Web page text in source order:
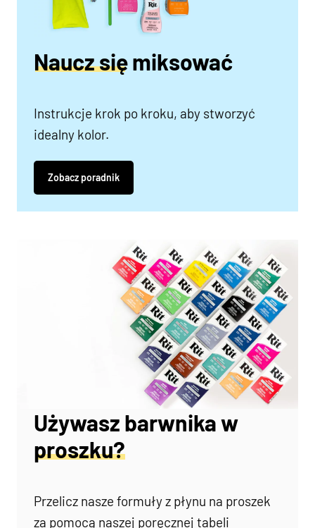
Naucz się miksować
Instrukcje krok po kroku, aby stworzyć
idealny kolor.
Zobacz poradnik
Używasz barwnika w
proszku?
Przelicz nasze formuły z płynu na proszek
za pomocą naszej poręcznej tabeli